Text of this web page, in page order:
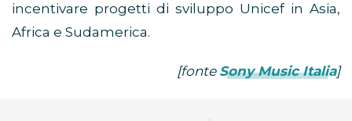
incentivare progetti di sviluppo Unicef in Asia,
Africa e Sudamerica.
[fonte Sony Music Italia]